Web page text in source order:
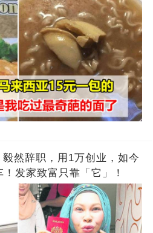
然辞职，用1万创业，如今
发家致富只靠「它」！